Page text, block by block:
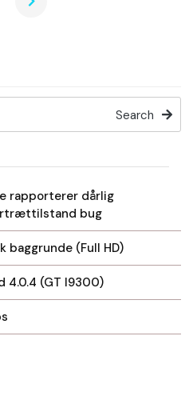
Search
rapporterer dårlig
bug
baggrunde (Full HD)
4.0.4 (GT I9300)